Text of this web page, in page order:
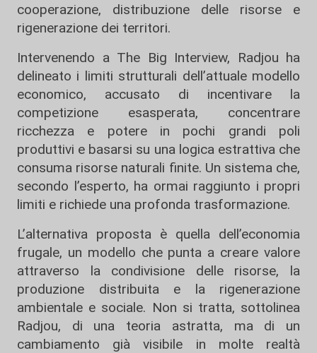
cooperazione, distribuzione delle risorse e
rigenerazione dei territori.
Intervenendo a The Big Interview, Radjou ha
delineato i limiti strutturali dell’attuale modello
economico, accusato di incentivare la
competizione esasperata, concentrare
ricchezza e potere in pochi grandi poli
produttivi e basarsi su una logica estrattiva che
consuma risorse naturali finite. Un sistema che,
secondo l’esperto, ha ormai raggiunto i propri
limiti e richiede una profonda trasformazione.
L’alternativa proposta è quella dell’economia
frugale, un modello che punta a creare valore
attraverso la condivisione delle risorse, la
produzione distribuita e la rigenerazione
ambientale e sociale. Non si tratta, sottolinea
Radjou, di una teoria astratta, ma di un
cambiamento già visibile in molte realtà